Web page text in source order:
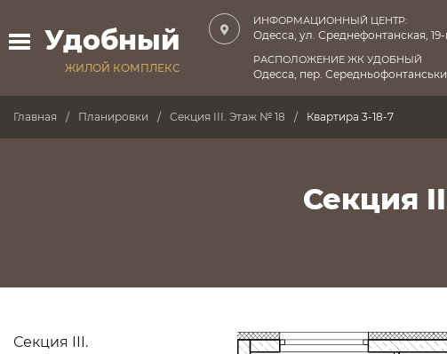
Удобный
ЖИЛОЙ КОМПЛЕКС
ИНФОРМАЦИОННЫЙ ЦЕНТР:
Одесса, ул. Среднефонтанская, 19-
РАСПОЛОЖЕНИЕ ЖК УДОБНЫЙ
Одесса, пер.
Главная Планировки Секция III. Этаж № 18 Квартира 3-18-7
Секция
Секция III.